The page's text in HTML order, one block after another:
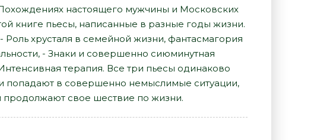
настоящего мужчины и Московских
книге пьесы, написанные в разные годы жизни.
Роль хрусталя в семейной жизни, фантасмагория
- Знаки и совершенно сиюминутная
терапия. Все три пьесы одинаково
попадают в совершенно немыслимые ситуации,
свое шествие по жизни.